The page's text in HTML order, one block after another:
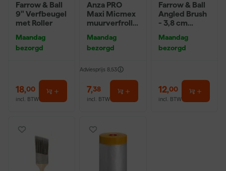
Farrow & Ball
9" Verfbeugel
met Roller
Maandag
bezorgd
18,00
incl. BTW
Anza PRO
Maxi Micmex
muurverfrolle
Maandag
bezorgd
Adviesprijs 8,53
7,38
incl. BTW
Farrow & Ball
Angled Brush
- 3,8 cm
Maandag
bezorgd
12,00
incl. BTW